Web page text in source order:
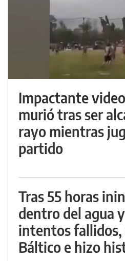
Impactante
murió tras ser
rayo mientras
partido
Tras 55 horas
dentro del agua
intentos fallidos,
Báltico e hizo